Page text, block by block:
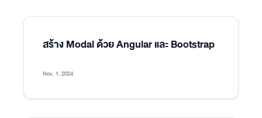
สร้าง Modal ด้วย Angular และ Bootstrap
Nov. 1, 2024